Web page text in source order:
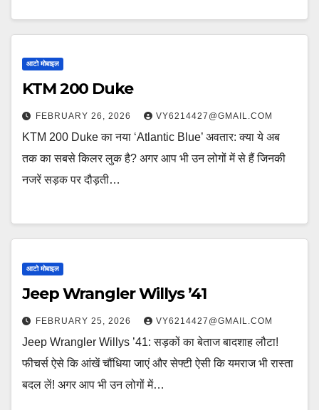
आटो मोबाइल
KTM 200 Duke
FEBRUARY 26, 2026 VY6214427@GMAIL.COM
KTM 200 Duke का नया ‘Atlantic Blue’ अवतार: क्या ये अब
तक का सबसे किलर लुक है? अगर आप भी उन लोगों में से हैं जिनकी
नजरें सड़क पर दौड़ती…
आटो मोबाइल
Jeep Wrangler Willys ’41
FEBRUARY 25, 2026 VY6214427@GMAIL.COM
Jeep Wrangler Willys ’41: सड़कों का बेताज बादशाह लौटा!
फीचर्स ऐसे कि आंखें चौंधिया जाएं और सेफ्टी ऐसी कि यमराज भी रास्ता
बदल लें! अगर आप भी उन लोगों में…